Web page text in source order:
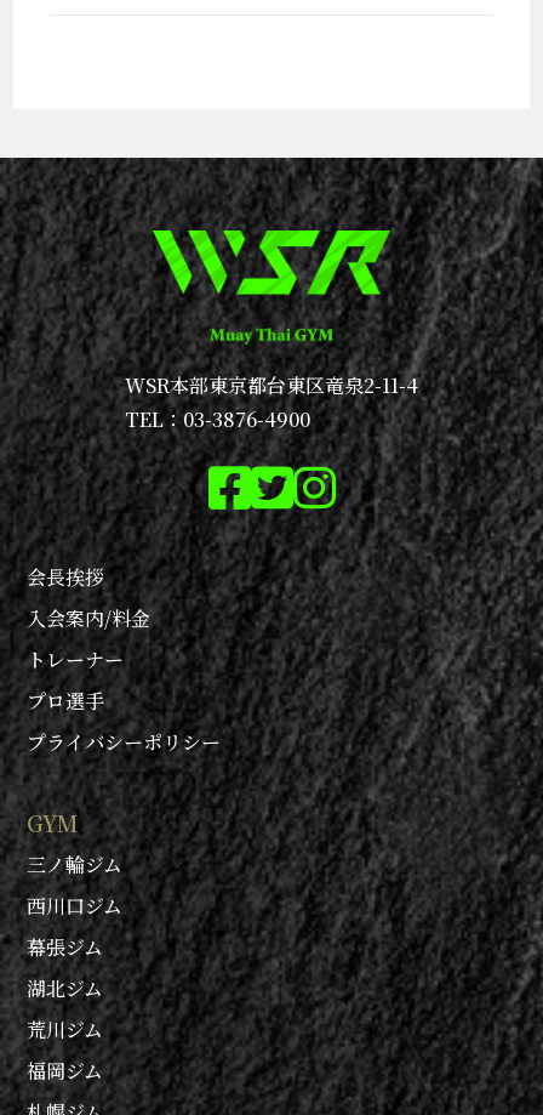
WSR本部東京都台東区竜泉2-11-4
TEL：03-3876-4900
会長挨拶
入会案内/料金
トレーナー
プロ選手
プライバシーポリシー
GYM
三ノ輪ジム
西川口ジム
幕張ジム
湖北ジム
荒川ジム
福岡ジム